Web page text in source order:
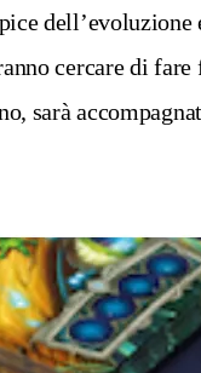
cercare di fare
sarà